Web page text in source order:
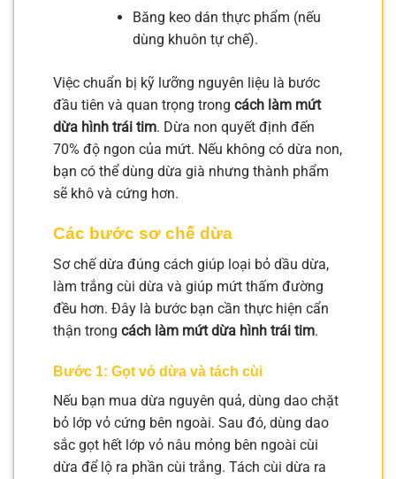
Băng keo dán thực phẩm (nếu
dùng khuôn tự chế).
Việc chuẩn bị kỹ lưỡng nguyên liệu là bước
đầu tiên và quan trọng trong cách làm mứt
dừa hình trái tim. Dừa non quyết định đến
70% độ ngon của mứt. Nếu không có dừa non,
bạn có thể dùng dừa già nhưng thành phẩm
sẽ khô và cứng hơn.
Các bước sơ chế dừa
Sơ chế dừa đúng cách giúp loại bỏ dầu dừa,
làm trắng cùi dừa và giúp mứt thấm đường
đều hơn. Đây là bước bạn cần thực hiện cẩn
thận trong cách làm mứt dừa hình trái tim.
Bước 1: Gọt vỏ dừa và tách cùi
Nếu bạn mua dừa nguyên quả, dùng dao chặt
bỏ lớp vỏ cứng bên ngoài. Sau đó, dùng dao
sắc gọt hết lớp vỏ nâu mỏng bên ngoài cùi
dừa để lộ ra phần cùi trắng. Tách cùi dừa ra